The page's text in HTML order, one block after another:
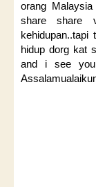
orang
share share
hidup dorg kat
and i see